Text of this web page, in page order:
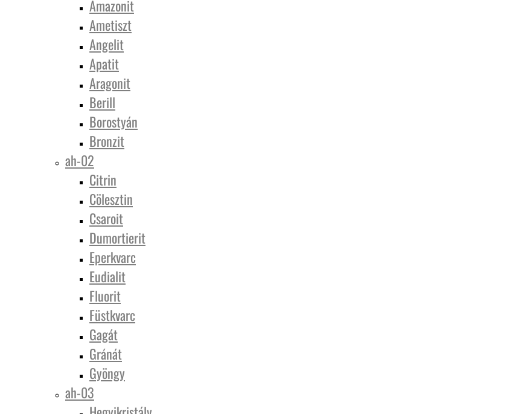
Amazonit
Ametiszt
Angelit
Apatit
Aragonit
Berill
Borostyán
Bronzit
ah-02
Citrin
Cölesztin
Csaroit
Dumortierit
Eperkvarc
Eudialit
Fluorit
Füstkvarc
Gagát
Gránát
Gyöngy
ah-03